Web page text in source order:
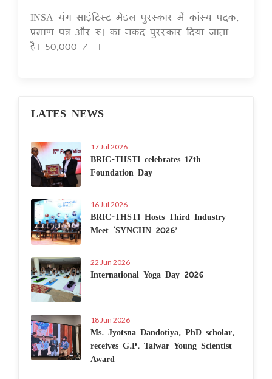
INSA यंग साइंटिस्ट मेडल पुरस्कार में कांस्य पदक,
प्रमाण पत्र और रु। का नकद पुरस्कार दिया जाता
है। 50,000 / -।
LATES NEWS
17 Jul 2026
BRIC-THSTI celebrates 17th
Foundation Day
16 Jul 2026
BRIC-THSTI Hosts Third Industry
Meet ‘SYNCHN 2026’
22 Jun 2026
International Yoga Day 2026
18 Jun 2026
Ms. Jyotsna Dandotiya, PhD scholar,
receives G.P. Talwar Young Scientist
Award